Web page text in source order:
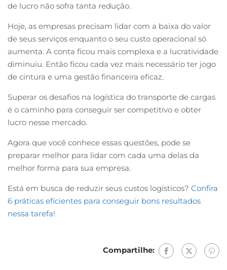
de lucro não sofra tanta redução.
Hoje, as empresas precisam lidar com a baixa do valor
de seus serviços enquanto o seu custo operacional só
aumenta. A conta ficou mais complexa e a lucratividade
diminuiu. Então ficou cada vez mais necessário ter jogo
de cintura e uma gestão financeira eficaz.
Superar os desafios na logística do transporte de cargas
é o caminho para conseguir ser competitivo e obter
lucro nesse mercado.
Agora que você conhece essas questões, pode se
preparar melhor para lidar com cada uma delas da
melhor forma para sua empresa.
Está em busca de reduzir seus custos logísticos? Confira
6 práticas eficientes para conseguir bons resultados
nessa tarefa!
Compartilhe: